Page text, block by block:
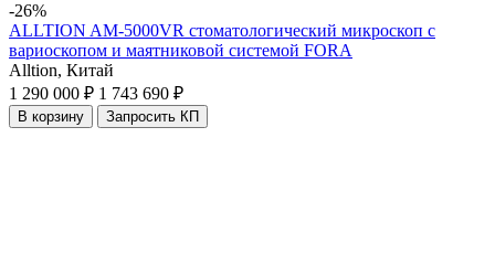
-26%
ALLTION AM-5000VR стоматологический микроскоп с
вариоскопом и маятниковой системой FORA
Alltion, Китай
1 290 000 ₽ 1 743 690 ₽
В корзину Запросить КП